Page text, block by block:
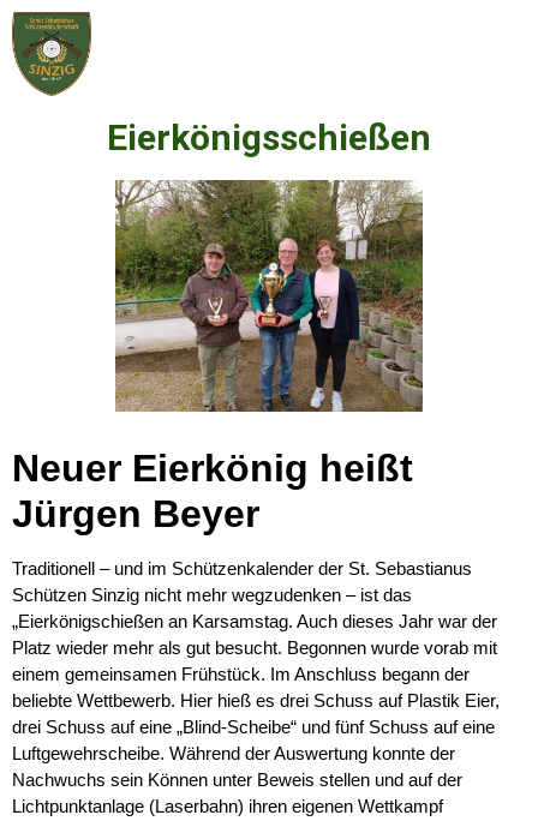
Eierkönigsschießen
Neuer Eierkönig heißt
Jürgen Beyer
Traditionell – und im Schützenkalender der St. Sebastianus
Schützen Sinzig nicht mehr wegzudenken – ist das
„Eierkönigschießen an Karsamstag. Auch dieses Jahr war der
Platz wieder mehr als gut besucht. Begonnen wurde vorab mit
einem gemeinsamen Frühstück. Im Anschluss begann der
beliebte Wettbewerb. Hier hieß es drei Schuss auf Plastik Eier,
drei Schuss auf eine „Blind-Scheibe“ und fünf Schuss auf eine
Luftgewehrscheibe. Während der Auswertung konnte der
Nachwuchs sein Können unter Beweis stellen und auf der
Lichtpunktanlage (Laserbahn) ihren eigenen Wettkampf